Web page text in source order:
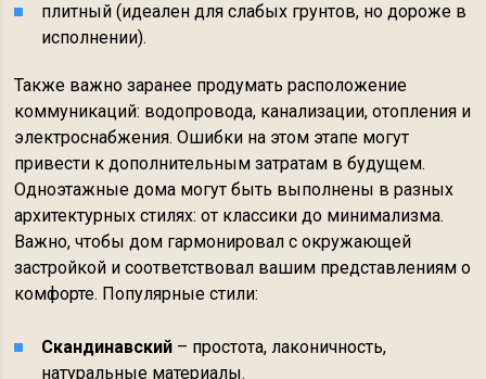
плитный (идеален для слабых грунтов, но дороже в
исполнении).
Также важно заранее продумать расположение
коммуникаций: водопровода, канализации, отопления и
электроснабжения. Ошибки на этом этапе могут
привести к дополнительным затратам в будущем.
Одноэтажные дома могут быть выполнены в разных
архитектурных стилях: от классики до минимализма.
Важно, чтобы дом гармонировал с окружающей
застройкой и соответствовал вашим представлениям о
комфорте. Популярные стили:
Скандинавский – простота, лаконичность,
натуральные материалы.